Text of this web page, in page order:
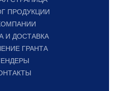
ПРОДУКЦИИ
И ДОСТАВКА
ГРАНТА